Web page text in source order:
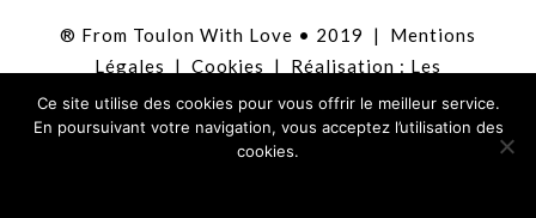
® From Toulon With Love • 2019 | Mentions
Légales
| Cookies | Réalisation : Les
Agitateurs
Ce site utilise des cookies pour vous offrir le meilleur service.
En poursuivant votre navigation, vous acceptez l’utilisation des
cookies.